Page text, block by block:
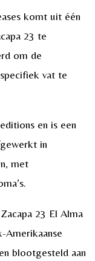
komt uit één
23 te
om de
vat te
en is een
in
met
23 El Alma
Amerikaanse
blootgesteld aan